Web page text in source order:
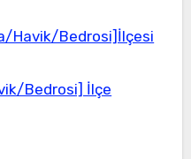
Havik/Bedrosi]İlçesi
Bedrosi] İlçe